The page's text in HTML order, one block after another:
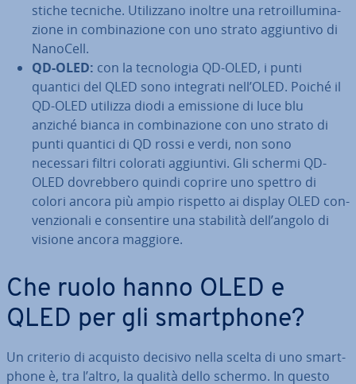
sti­che tecniche. Uti­liz­za­no inoltre una re­troil­lu­mi­na­
zio­ne in com­bi­na­zio­ne con uno strato ag­giun­ti­vo di
NanoCell.
QD-OLED: con la tec­no­lo­gia QD-OLED, i punti
quantici del QLED sono integrati nell’OLED. Poiché il
QD-OLED utilizza diodi a emissione di luce blu
anziché bianca in com­bi­na­zio­ne con uno strato di
punti quantici di QD rossi e verdi, non sono
necessari filtri colorati ag­giun­ti­vi. Gli schermi QD-
OLED do­vreb­be­ro quindi coprire uno spettro di
colori ancora più ampio rispetto ai display OLED con­
ven­zio­na­li e con­sen­ti­re una stabilità dell’angolo di
visione ancora maggiore.
Che ruolo hanno OLED e
QLED per gli smart­pho­ne?
Un criterio di acquisto decisivo nella scelta di uno smart­
pho­ne è, tra l’altro, la qualità dello schermo. In questo